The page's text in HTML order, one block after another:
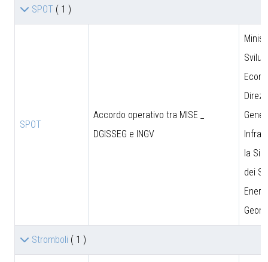
SPOT ( 1 )
SPOT
Accordo operativo tra MISE _
DGISSEG e INGV
la
dei
Stromboli ( 1 )